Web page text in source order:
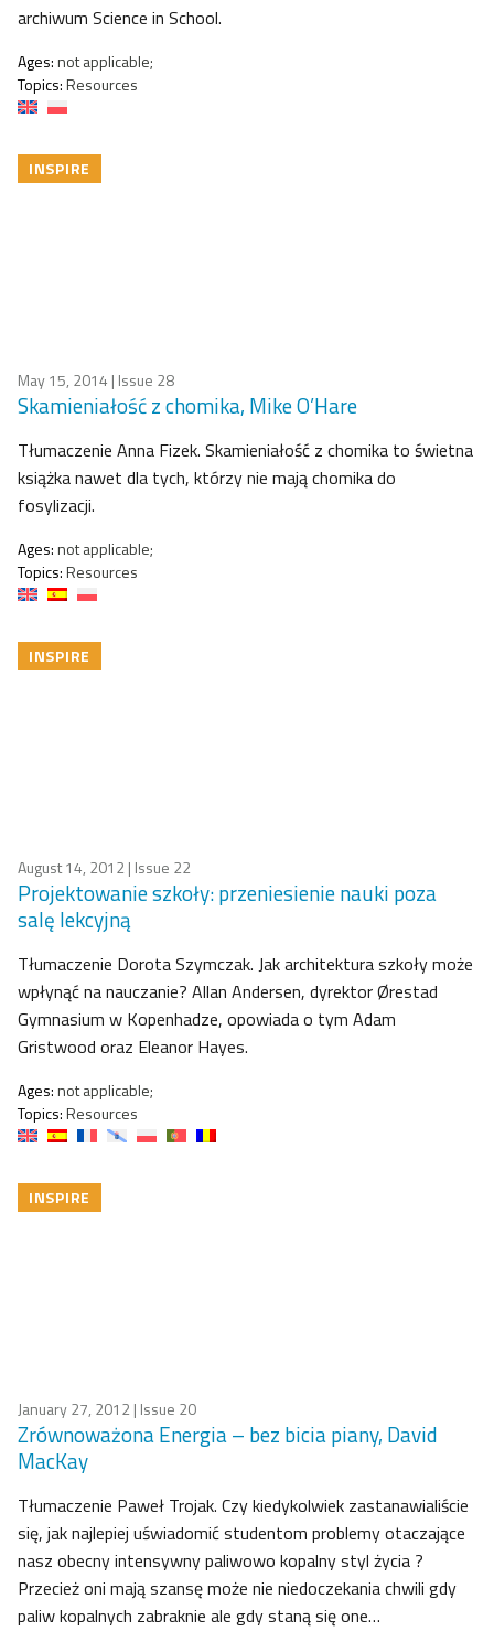
archiwum Science in School.
Ages:not applicable;
Topics:Resources
INSPIRE
May 15, 2014 | Issue 28
Skamieniałość z chomika, Mike O’Hare
Tłumaczenie Anna Fizek. Skamieniałość z chomika to świetna
książka nawet dla tych, którzy nie mają chomika do
fosylizacji.
Ages:not applicable;
Topics:Resources
INSPIRE
August 14, 2012| Issue 22
Projektowanie szkoły: przeniesienie nauki poza
salę lekcyjną
Tłumaczenie Dorota Szymczak. Jak architektura szkoły może
wpłynąć na nauczanie? Allan Andersen, dyrektor Ørestad
Gymnasium w Kopenhadze, opowiada o tym Adam
Gristwood oraz Eleanor Hayes.
Ages:not applicable;
Topics:Resources
INSPIRE
January 27, 2012| Issue 20
Zrównoważona Energia – bez bicia piany, David
MacKay
Tłumaczenie Paweł Trojak. Czy kiedykolwiek zastanawialiście
się, jak najlepiej uświadomić studentom problemy otaczające
nasz obecny intensywny paliwowo kopalny styl życia ?
Przecież oni mają szansę może nie niedoczekania chwili gdy
paliw kopalnych zabraknie ale gdy staną się one…